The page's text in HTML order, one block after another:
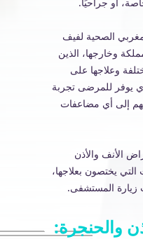
الصحية لفيف
وخارجها، الذين
وعلاجها على
يوفر للمرضى تجربة
إلى أي مضاعفات
الأنف والأذن
يختصون بعلاجها،
زيارة المستشفى.
والحنجرة: